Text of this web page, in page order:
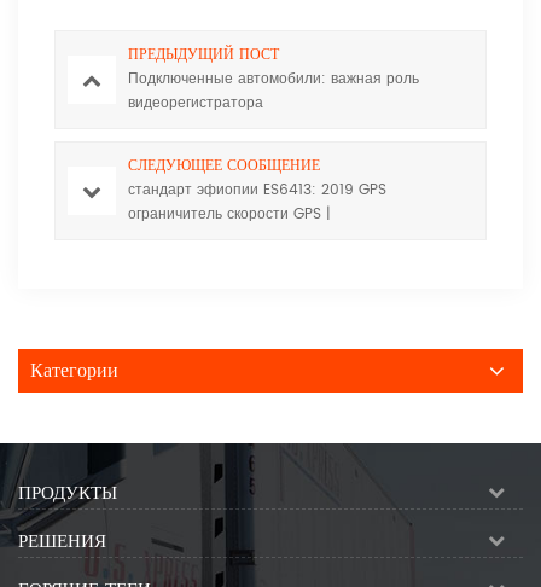
ПРЕДЫДУЩИЙ ПОСТ
Подключенные автомобили: важная роль
видеорегистратора
СЛЕДУЮЩЕЕ СООБЩЕНИЕ
стандарт эфиопии ES6413: 2019 GPS
ограничитель скорости GPS |
Категории
ПРОДУКТЫ
РЕШЕНИЯ